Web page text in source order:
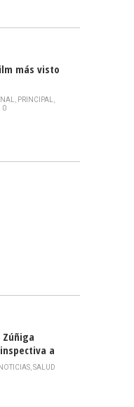
más visto
, PRINCIPAL,
0
Zúñiga
a
Sótero del
NOTICIAS,SALUD